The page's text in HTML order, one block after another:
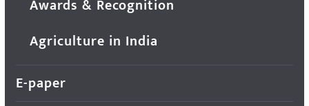
Awards & Recognition
Agriculture in India
E-paper